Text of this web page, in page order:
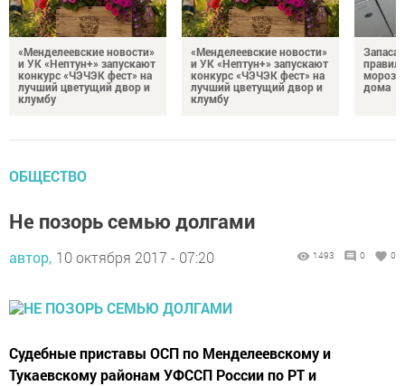
«Менделеевские новости»
и УК «Нептун+» запускают
конкурс «ЧЭЧЭК фест» на
лучший цветущий двор и
клумбу
«Менделеевские новости»
и УК «Нептун+» запускают
конкурс «ЧЭЧЭК фест» на
лучший цветущий двор и
клумбу
дома
ОБЩЕСТВО
Не позорь семью долгами
автор, 10 октября 2017 - 07:20 1493 0 0
Судебные приставы ОСП по Менделеевскому и
Тукаевскому районам УФССП России по РТ и